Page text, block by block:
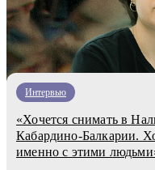
Интервью
«Хочется снимать в
Кабардино-Балкарии.
именно с этими